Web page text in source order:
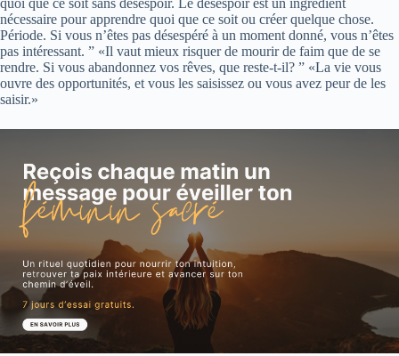
quoi que ce soit sans désespoir. Le désespoir est un ingrédient
nécessaire pour apprendre quoi que ce soit ou créer quelque chose.
Période. Si vous n’êtes pas désespéré à un moment donné, vous n’êtes
pas intéressant. ” «Il vaut mieux risquer de mourir de faim que de se
rendre. Si vous abandonnez vos rêves, que reste-t-il? ” «La vie vous
ouvre des opportunités, et vous les saisissez ou vous avez peur de les
saisir.»